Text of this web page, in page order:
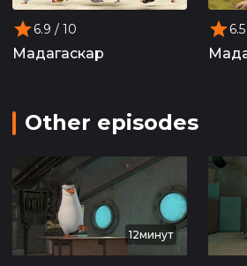
6.9 / 10
Мадагаскар
6.5
Other episodes
12минут